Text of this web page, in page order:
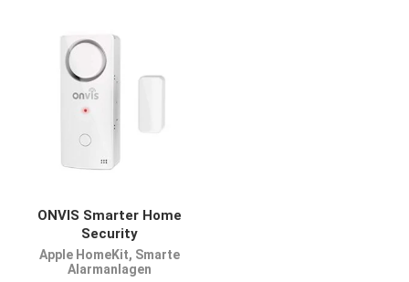
JETZT KAUFEN
ONVIS Smarter Home
Security
Apple HomeKit, Smarte
Alarmanlagen